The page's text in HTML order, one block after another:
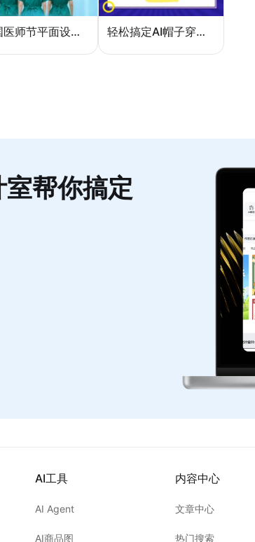
中国医师节平面设计：一张海报如何讲好白衣故事 轻松搞定AI帽子穿戴图，美图设计室电商主图教程
帮你搞定
AI工具
AI Agent
AI商品图
内容中心
文章中心
热门搜索